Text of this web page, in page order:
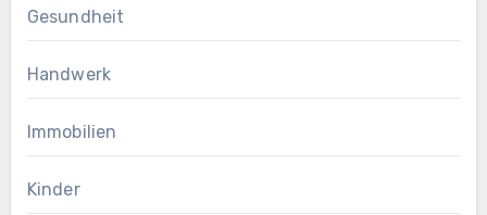
Gesundheit
Handwerk
Immobilien
Kinder